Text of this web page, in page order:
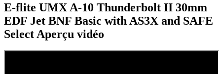
E-flite UMX A-10 Thunderbolt II 30mm
EDF Jet BNF Basic with AS3X and SAFE
Select Aperçu vidéo